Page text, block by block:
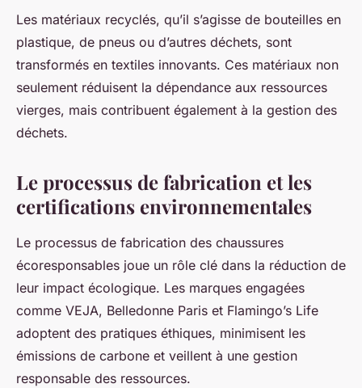
Les matériaux recyclés, qu’il s’agisse de bouteilles en
plastique, de pneus ou d’autres déchets, sont
transformés en textiles innovants. Ces matériaux non
seulement réduisent la dépendance aux ressources
vierges, mais contribuent également à la gestion des
déchets.
Le processus de fabrication et les
certifications environnementales
Le processus de fabrication des chaussures
écoresponsables joue un rôle clé dans la réduction de
leur impact écologique. Les marques engagées
comme VEJA, Belledonne Paris et Flamingo’s Life
adoptent des pratiques éthiques, minimisent les
émissions de carbone et veillent à une gestion
responsable des ressources.